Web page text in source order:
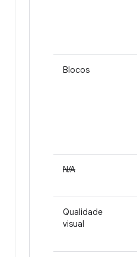
Blocos
N/A
Qualidade
visual